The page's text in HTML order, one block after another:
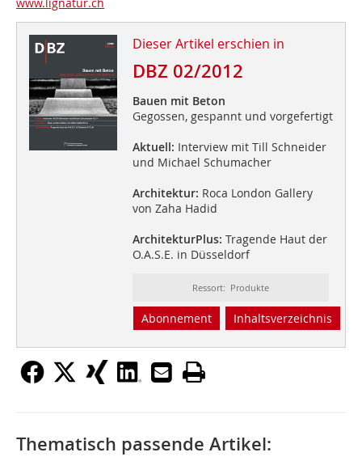
www.lignatur.ch
Dieser Artikel erschien in
DBZ 02/2012
Bauen mit Beton
Gegossen, gespannt und vorgefertigt
Aktuell: Interview mit Till Schneider
und Michael Schumacher
Architektur: Roca London Gallery
von Zaha Hadid
ArchitekturPlus: Tragende Haut der
O.A.S.E. in Düsseldorf
Ressort: Produkte
Abonnement Inhaltsverzeichnis
Thematisch passende Artikel: